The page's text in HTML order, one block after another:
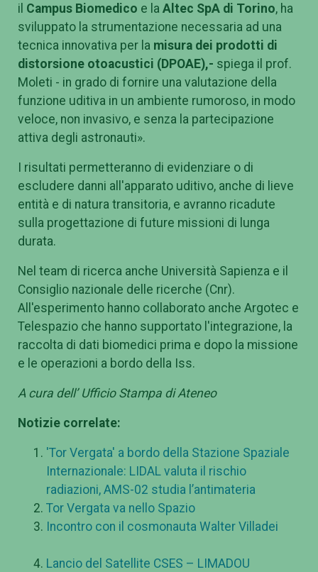
il Campus Biomedico e la Altec SpA di Torino, ha
sviluppato la strumentazione necessaria ad una
tecnica innovativa per la misura dei prodotti di
distorsione otoacustici (DPOAE),- spiega il prof.
Moleti - in grado di fornire una valutazione della
funzione uditiva in un ambiente rumoroso, in modo
veloce, non invasivo, e senza la partecipazione
attiva degli astronauti».
I risultati permetteranno di evidenziare o di
escludere danni all'apparato uditivo, anche di lieve
entità e di natura transitoria, e avranno ricadute
sulla progettazione di future missioni di lunga
durata.
Nel team di ricerca anche Università Sapienza e il
Consiglio nazionale delle ricerche (Cnr).
All'esperimento hanno collaborato anche Argotec e
Telespazio che hanno supportato l'integrazione, la
raccolta di dati biomedici prima e dopo la missione
e le operazioni a bordo della Iss.
A cura dell’ Ufficio Stampa di Ateneo
Notizie correlate:
'Tor Vergata' a bordo della Stazione Spaziale
Internazionale: LIDAL valuta il rischio
radiazioni, AMS-02 studia l’antimateria
Tor Vergata va nello Spazio
Incontro con il cosmonauta Walter Villadei
Lancio del Satellite CSES – LIMADOU